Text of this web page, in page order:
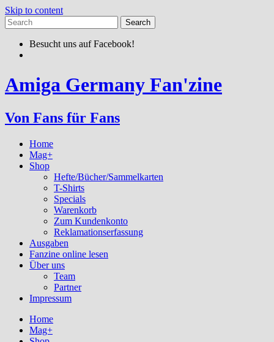
Skip to content
Besucht uns auf Facebook!
Amiga Germany Fan'zine
Von Fans für Fans
Home
Mag+
Shop
Hefte/Bücher/Sammelkarten
T-Shirts
Specials
Warenkorb
Zum Kundenkonto
Reklamationserfassung
Ausgaben
Fanzine online lesen
Über uns
Team
Partner
Impressum
Home
Mag+